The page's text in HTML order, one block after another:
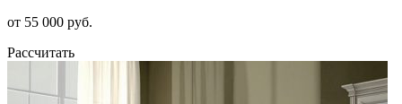
от 55 000 руб.
Рассчитать